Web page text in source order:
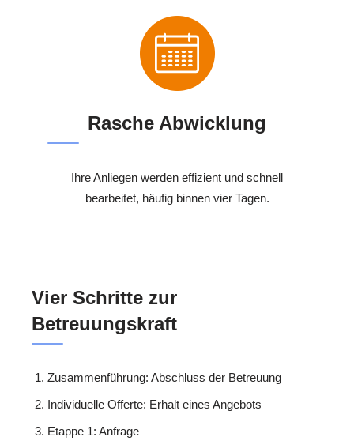
Rasche Abwicklung
Ihre Anliegen werden effizient und schnell
bearbeitet, häufig binnen vier Tagen.
Vier Schritte zur
Betreuungskraft
Zusammenführung: Abschluss der Betreuung
Individuelle Offerte: Erhalt eines Angebots
Etappe 1: Anfrage